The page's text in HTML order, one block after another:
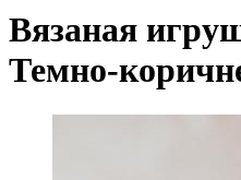
Вязаная
Темно-